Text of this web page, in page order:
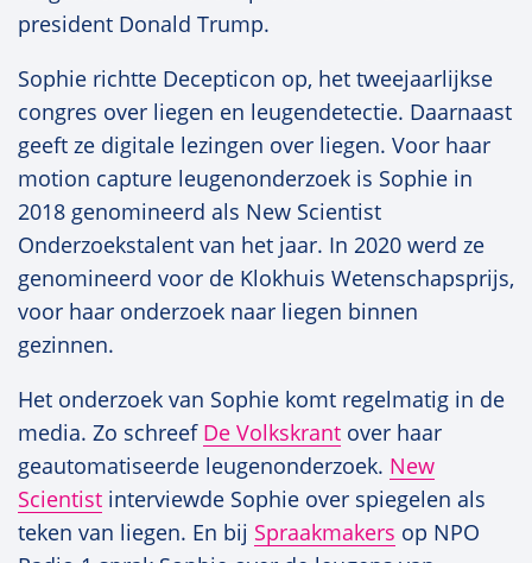
president Donald Trump.
Sophie richtte Decepticon op, het tweejaarlijkse
congres over liegen en leugendetectie. Daarnaast
geeft ze digitale lezingen over liegen. Voor haar
motion capture leugenonderzoek is Sophie in
2018 genomineerd als New Scientist
Onderzoekstalent van het jaar. In 2020 werd ze
genomineerd voor de Klokhuis Wetenschapsprijs,
voor haar onderzoek naar liegen binnen
gezinnen.
Het onderzoek van Sophie komt regelmatig in de
media. Zo schreef De Volkskrant over haar
geautomatiseerde leugenonderzoek. New
Scientist interviewde Sophie over spiegelen als
teken van liegen. En bij Spraakmakers op NPO